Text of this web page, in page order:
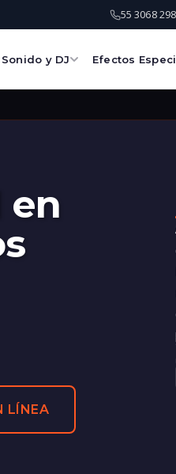
55 3068
Sonido y DJ Efectos
en
LÍNEA